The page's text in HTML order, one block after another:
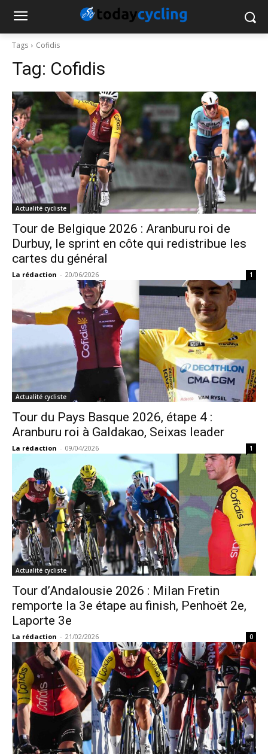
Tags Cofidis
Tag: Cofidis
Actualité cycliste
Tour de Belgique 2026 : Aranburu roi de
Durbuy, le sprint en côte qui redistribue les
cartes du général
La rédaction - 20/06/2026 1
Actualité cycliste
Tour du Pays Basque 2026, étape 4 :
Aranburu roi à Galdakao, Seixas leader
La rédaction - 09/04/2026 1
Actualité cycliste
Tour d’Andalousie 2026 : Milan Fretin
remporte la 3e étape au finish, Penhoët 2e,
Laporte 3e
La rédaction - 21/02/2026 0